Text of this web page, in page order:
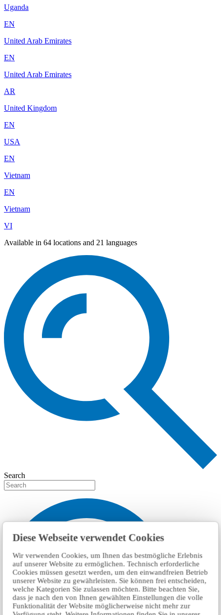
Diese Webseite verwendet Cookies
Wir verwenden Cookies, um Ihnen das bestmögliche Erlebnis
auf unserer Website zu ermöglichen. Technisch erforderliche
Cookies müssen gesetzt werden, um den einwandfreien Betrieb
unserer Website zu gewährleisten. Sie können frei entscheiden,
welche Kategorien Sie zulassen möchten. Bitte beachten Sie,
dass je nach den von Ihnen gewählten Einstellungen die volle
Funktionalität der Website möglicherweise nicht mehr zur
Uganda
EN
United Arab Emirates
EN
United Arab Emirates
AR
United Kingdom
EN
USA
EN
Vietnam
EN
Vietnam
VI
Available in 64 locations and 21 languages
Search